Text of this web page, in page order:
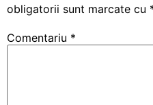
obligatorii sunt marcate cu
Comentariu *